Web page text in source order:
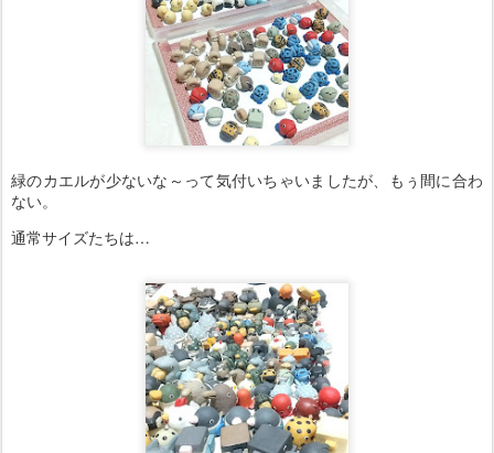
緑のカエルが少ないな～って気付いちゃいましたが、もぅ間に合わ
ない。
通常サイズたちは…